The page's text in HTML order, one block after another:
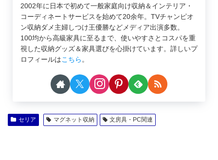
2002年に日本で初めて一般家庭向け収納＆インテリア・
コーディネートサービスを始めて20余年。TVチャンピオ
ン収納ダメ主婦しつけ王優勝などメディア出演多数。
100均から高級家具に至るまで、使いやすさとコスパを重
視した収納グッズ＆家具選びを心掛けています。詳しいプ
ロフィールはこちら 。
セリア マグネット収納 文房具・PC関連